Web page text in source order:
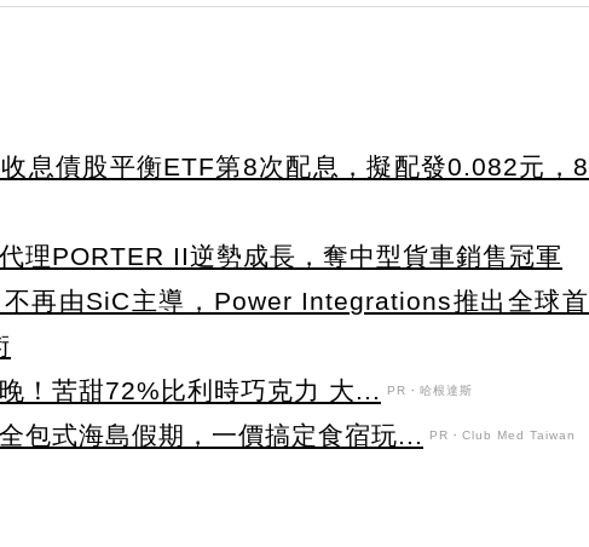
息債股平衡ETF第8次配息，擬配發0.082元，8
理PORTER II逆勢成長，奪中型貨車銷售冠軍
不再由SiC主導，Power Integrations推出全球首
！苦甜72%比利時巧克力 大...
PR・哈根達斯
包式海島假期，一價搞定食宿玩... PR・Club Med Taiwan